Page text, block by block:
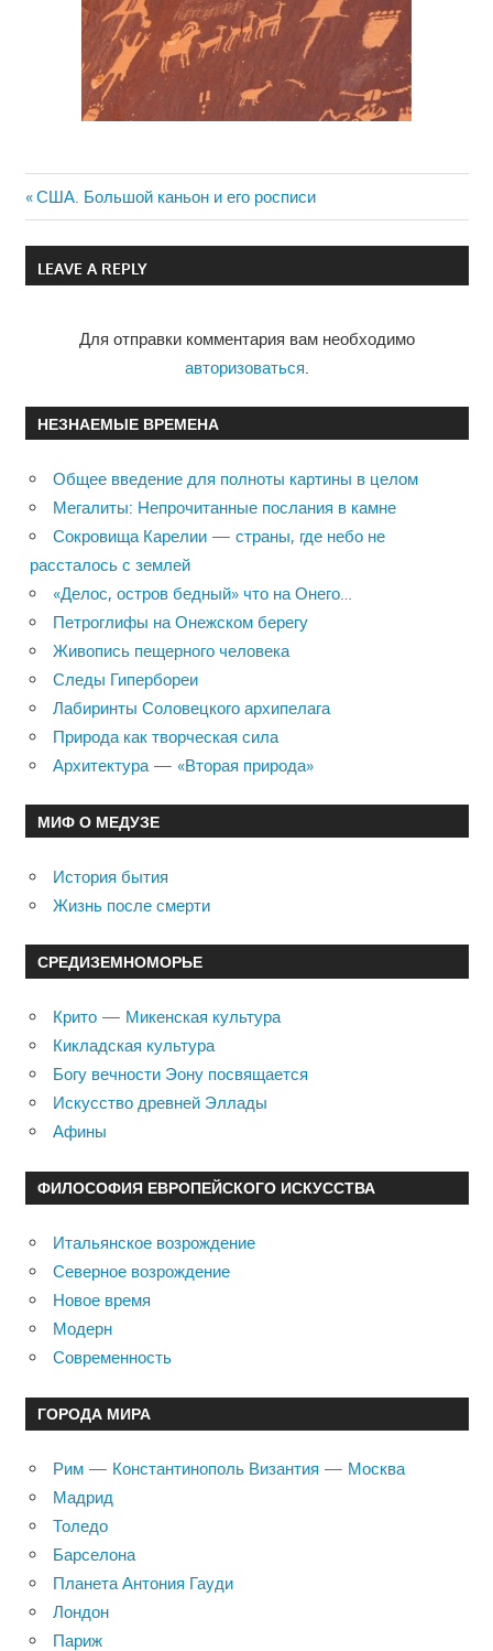
Навигация
по
Previous
Post:
США. Большой каньон и его росписи
LEAVE A REPLY
Для отправки комментария вам необходимо
авторизоваться
НЕЗНАЕМЫЕ ВРЕМЕНА
Общее введение для полноты картины в целом
Мегалиты: Непрочитанные послания в камне
Сокровища Карелии — страны, где небо не
рассталось с землей
«Делос, остров бедный» что на Онего…
Петроглифы на Онежском берегу
Живопись пещерного человека
Следы Гипербореи
Лабиринты Соловецкого архипелага
Природа как творческая сила
Архитектура — «Вторая природа»
МИФ О МЕДУЗЕ
История бытия
Жизнь после смерти
СРЕДИЗЕМНОМОРЬЕ
Крито — Микенская культура
Кикладская культура
Богу вечности Эону посвящается
Искусство древней Эллады
Афины
ФИЛОСОФИЯ ЕВРОПЕЙСКОГО ИСКУССТВА
Итальянское возрождение
Северное возрождение
Новое время
Модерн
Современность
ГОРОДА МИРА
Рим — Константинополь Византия — Москва
Мадрид
Толедо
Барселона
Планета Антония Гауди
Лондон
Париж